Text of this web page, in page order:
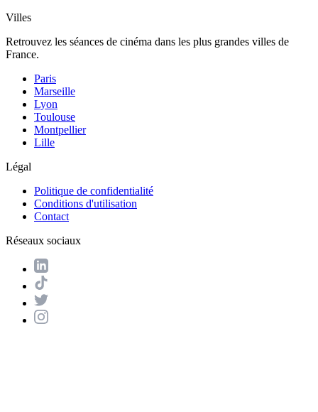
Villes
Retrouvez les séances de cinéma dans les plus grandes villes de
France.
Paris
Marseille
Lyon
Toulouse
Montpellier
Lille
Légal
Politique de confidentialité
Conditions d'utilisation
Contact
Réseaux sociaux